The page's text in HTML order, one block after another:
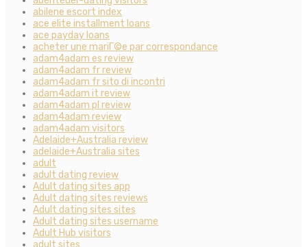
abilene escort index
ace elite installment loans
ace payday loans
acheter une mariГ©e par correspondance
adam4adam es review
adam4adam fr review
adam4adam fr sito di incontri
adam4adam it review
adam4adam pl review
adam4adam review
adam4adam visitors
Adelaide+Australia review
adelaide+Australia sites
adult
adult dating review
Adult dating sites app
Adult dating sites reviews
Adult dating sites sites
Adult dating sites username
Adult Hub visitors
adult sites